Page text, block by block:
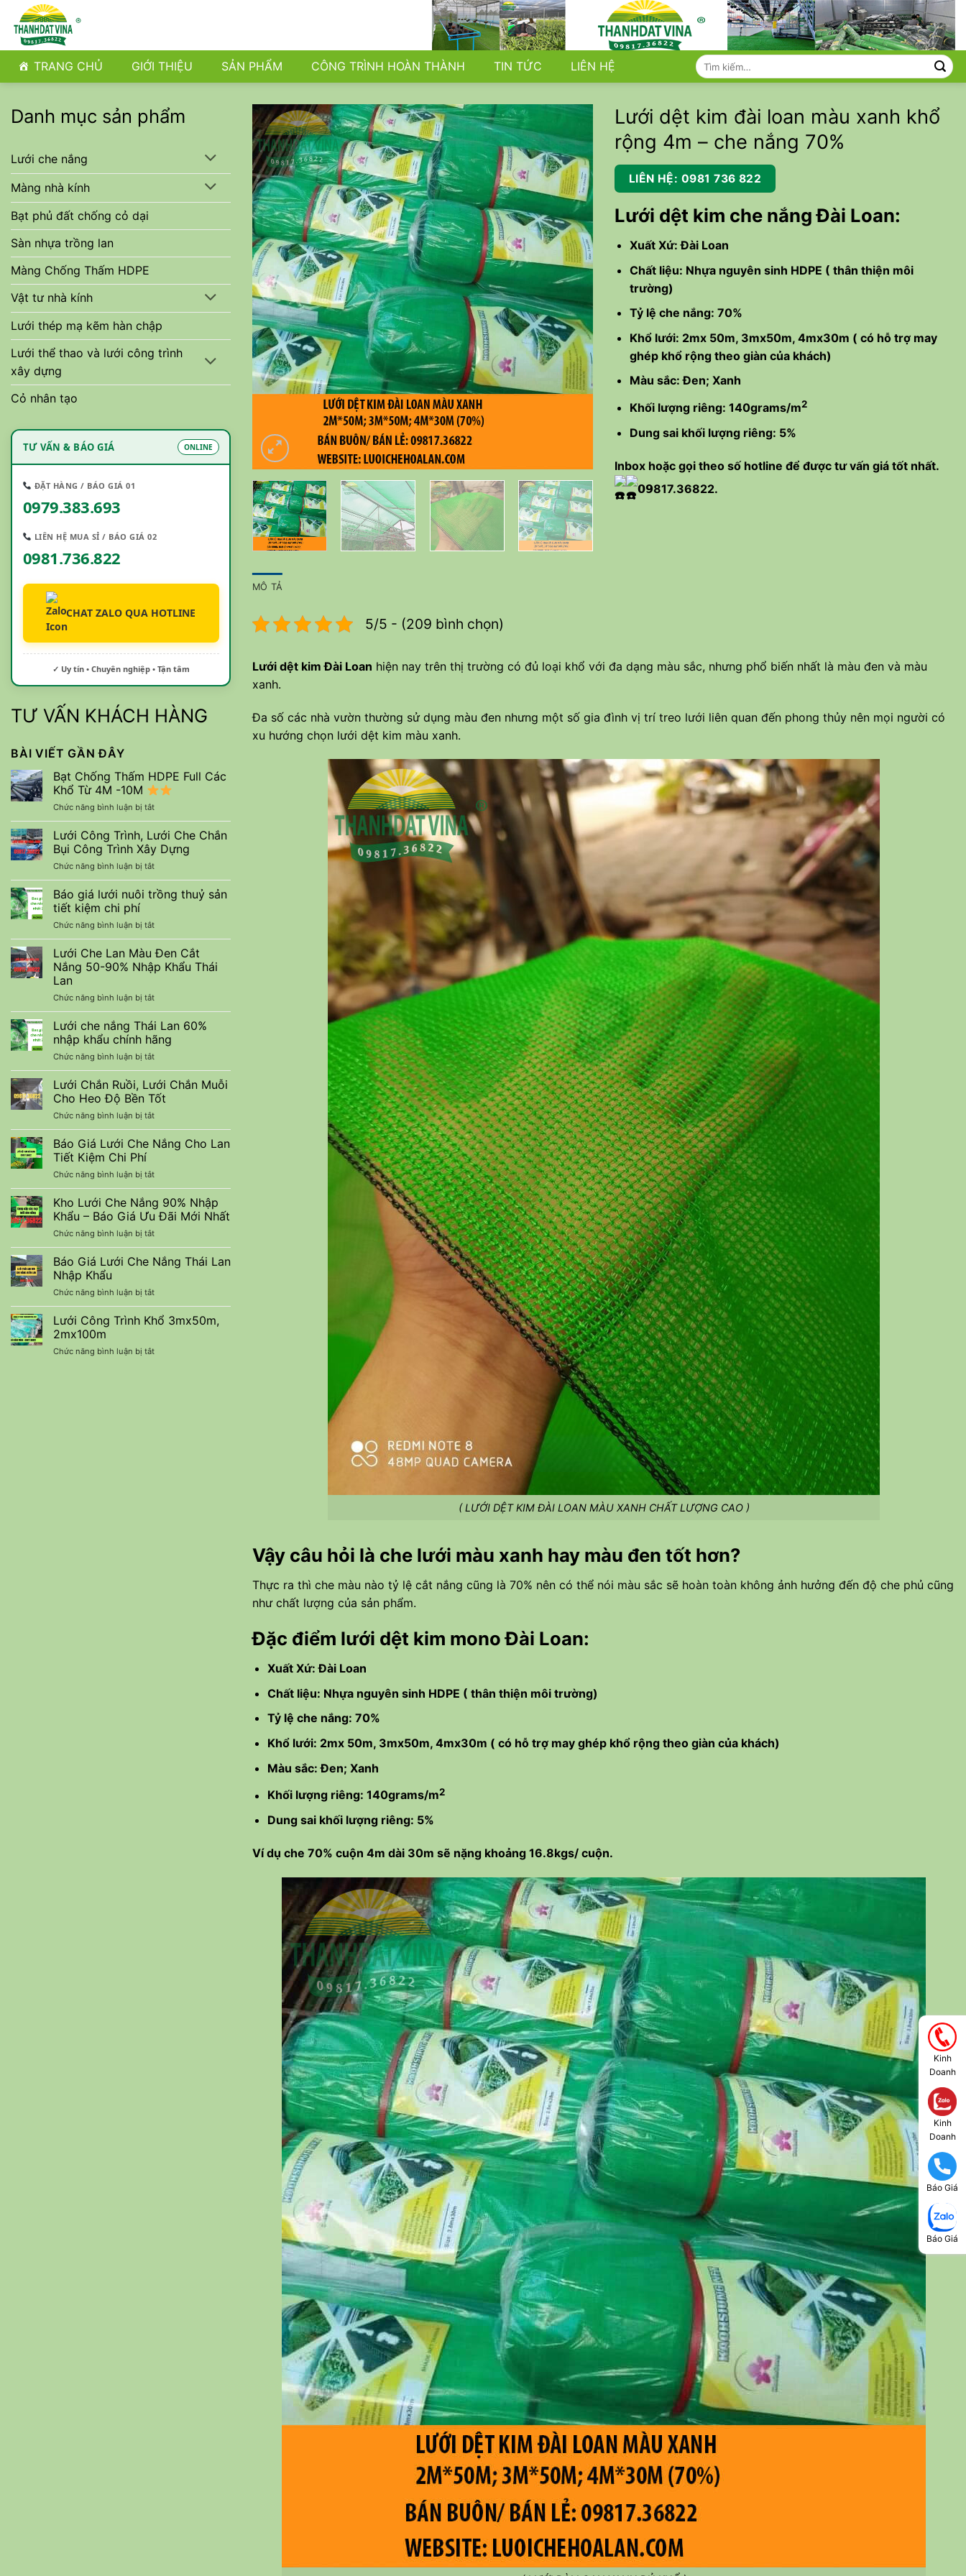
qua
dung TRANG CHỦ GIỚI THIỆU SẢN PHẨM CÔNG TRÌNH HOÀN THÀNH TIN TỨC LIÊN HỆ
Tìm
kiếm:
Danh mục sản phẩm
Lưới che nắng
Màng nhà kính
Bạt phủ đất chống cỏ dại
Sàn nhựa trồng lan
Màng Chống Thấm HDPE
Vật tư nhà kính
Lưới thép mạ kẽm hàn chập
Lưới thể thao và lưới công trình
xây dựng
Cỏ nhân tạo
TƯ VẤN & BÁO GIÁ ONLINE
ĐẶT HÀNG / BÁO GIÁ 01
0979.383.693
LIÊN HỆ MUA SỈ / BÁO GIÁ 02
0981.736.822
CHAT ZALO QUA HOTLINE
✓ Uy tín • Chuyên nghiệp • Tận tâm
TƯ VẤN KHÁCH HÀNG
BÀI VIẾT GẦN ĐÂY
Bạt Chống Thấm HDPE Full Các
Khổ Từ 4M -10M
Chức năng bình luận bị tắtở
Bạt
Chống
Thấm
HDPE
Full
Các
Khổ
-10M
Lưới Công Trình, Lưới Che Chắn
Bụi Công Trình Xây Dựng
Chức năng bình luận bị tắtở
Lưới
Công
Trình,
Che
Chắn
Bụi
Công
Trình
Dựng
Báo giá lưới nuôi trồng thuỷ sản
tiết kiệm chi phí
Chức năng bình luận bị tắtở
Báo
giá
lưới
nuôi
thuỷ
sản
tiết
kiệm
chi
phí
Lưới Che Lan Màu Đen Cắt
Nắng 50-90% Nhập Khẩu Thái
Lan
Chức năng bình luận bị tắtở
Lưới
Che
Lan
Màu
Đen
Cắt
Nắng
50-
Nhập
Khẩu
Thái
Lưới che nắng Thái Lan 60%
nhập khẩu chính hãng
Chức năng bình luận bị tắtở
Lưới
che
nắng
Thái
Lan
60%
nhập
hãng
Lưới Chắn Ruồi, Lưới Chắn Muỗi
Cho Heo Độ Bền Tốt
Chức năng bình luận bị tắtở
Lưới
Chắn
Ruồi,
Chắn
Muỗi
Cho
Heo
Bền
Tốt
Báo Giá Lưới Che Nắng Cho Lan
Tiết Kiệm Chi Phí
Chức năng bình luận bị tắtở
Báo
Giá
Lưới
Che
Nắng
Cho
Lan
Chi
Phí
Kho Lưới Che Nắng 90% Nhập
Khẩu – Báo Giá Ưu Đãi Mới Nhất
Chức năng bình luận bị tắtở
Kho
Lưới
Che
90%
Nhập
Khẩu
Giá
Báo Giá Lưới Che Nắng Thái Lan
Nhập Khẩu
Chức năng bình luận bị tắtở
Báo
Giá
Lưới
Nắng
Lưới Công Trình Khổ 3mx50m,
2mx100m
Chức năng bình luận bị tắtở
Lưới dệt kim đài loan màu xanh khổ
rộng 4m – che nắng 70%
LIÊN HỆ: 0981 736 822
Lưới dệt kim che nắng Đài Loan:
Xuất Xứ: Đài Loan
Chất liệu: Nhựa nguyên sinh HDPE ( thân thiện môi
trường)
Tỷ lệ che nắng: 70%
Khổ lưới: 2mx 50m, 3mx50m, 4mx30m ( có hỗ trợ may
ghép khổ rộng theo giàn của khách)
Màu sắc: Đen; Xanh
Khối lượng riêng: 140grams/m2
Dung sai khối lượng riêng: 5%
Inbox hoặc gọi theo số hotline để được tư vấn giá tốt nhất.
𝟬𝟵817.36822.
MÔ TẢ
5/5 - (209 bình chọn)
Lưới dệt kim Đài Loan hiện nay trên thị trường có đủ loại khổ với đa dạng màu sắc, nhưng phổ biến nhất là màu đen và màu
xanh.
Đa số các nhà vườn thường sử dụng màu đen nhưng một số gia đình vị trí treo lưới liên quan đến phong thủy nên mọi người có
xu hướng chọn lưới dệt kim màu xanh.
( LƯỚI DỆT KIM ĐÀI LOAN MÀU XANH CHẤT LƯỢNG CAO )
Vậy câu hỏi là che lưới màu xanh hay màu đen tốt hơn?
Thực ra thì che màu nào tỷ lệ cắt nắng cũng là 70% nên có thể nói màu sắc sẽ hoàn toàn không ảnh hưởng đến độ che phủ cũng
như chất lượng của sản phẩm.
Đặc điểm lưới dệt kim mono Đài Loan:
Xuất Xứ: Đài Loan
Chất liệu: Nhựa nguyên sinh HDPE ( thân thiện môi trường)
Tỷ lệ che nắng: 70%
Khổ lưới: 2mx 50m, 3mx50m, 4mx30m ( có hỗ trợ may ghép khổ rộng theo giàn của khách)
Màu sắc: Đen; Xanh
Khối lượng riêng: 140grams/m2
Dung sai khối lượng riêng: 5%
Ví dụ che 70% cuộn 4m dài 30m sẽ nặng khoảng 16.8kgs/ cuộn.
Kinh
Doanh
Kinh
Doanh
Báo Giá
Báo Giá